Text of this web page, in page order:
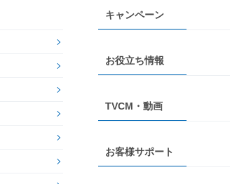
キャンペーン
お役立ち情報
TVCM・動画
お客様サポート